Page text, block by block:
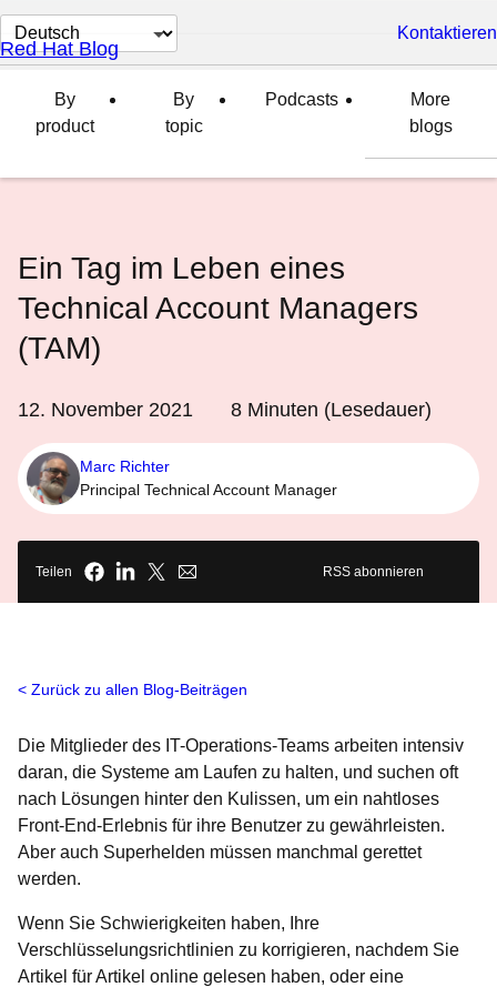
Sprache
auswählen
Kontaktieren
Red Hat Blog
By
product
By
topic
Podcasts
More
blogs
Ein Tag im Leben eines
Technical Account Managers
(TAM)
12. November 2021 8 Minuten (Lesedauer)
Marc Richter
Principal Technical Account Manager
Teilen RSS abonnieren
Zurück zu allen Blog-Beiträgen
Die Mitglieder des IT-Operations-Teams arbeiten intensiv
daran, die Systeme am Laufen zu halten, und suchen oft
nach Lösungen hinter den Kulissen, um ein nahtloses
Front-End-Erlebnis für ihre Benutzer zu gewährleisten.
Aber auch Superhelden müssen manchmal gerettet
werden.
Wenn Sie Schwierigkeiten haben, Ihre
Verschlüsselungsrichtlinien zu korrigieren, nachdem Sie
Artikel für Artikel online gelesen haben, oder eine